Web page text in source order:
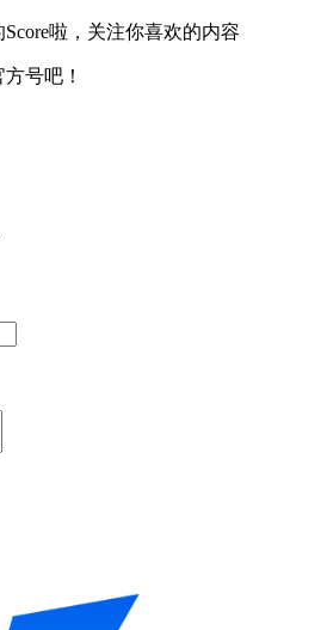
啦，关注你喜欢的内容
号吧！